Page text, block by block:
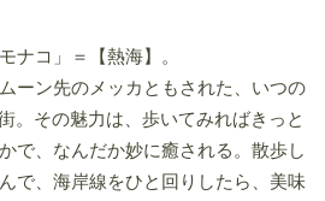
ナコ」＝【熱海】。
ーン先のメッカともされた、いつの
。その魅力は、歩いてみればきっと
で、なんだか妙に癒される。散歩し
で、海岸線をひと回りしたら、美味